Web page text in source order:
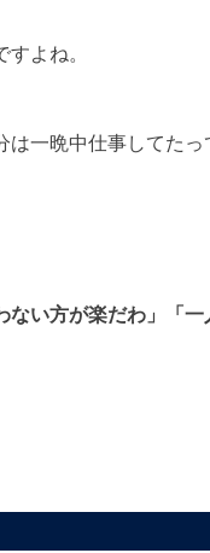
すよね。
一晩中仕事してた
ない方が楽だわ」「